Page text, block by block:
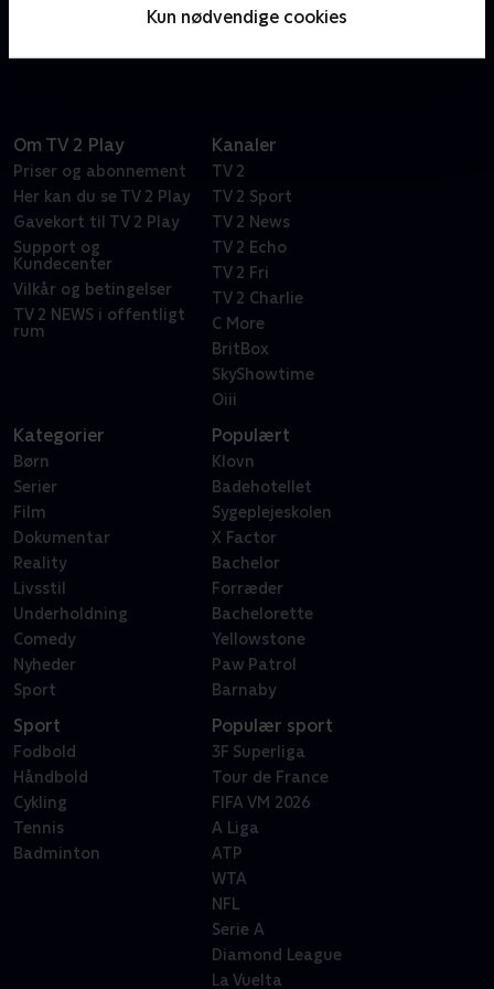
Kun nødvendige cookies
lyserøde søstjerne Patrick, kommer han ud på de
Om TV 2 Play
Priser og abonnement
Her kan du se TV 2 Play
Gavekort til TV 2 Play
Support og
Kundecenter
Vilkår og betingelser
TV 2 NEWS i offentligt
rum
Kanaler
TV 2
TV 2 Sport
TV 2 News
TV 2 Echo
TV 2 Fri
TV 2 Charlie
C More
BritBox
SkyShowtime
Oiii
Kategorier
Børn
Serier
Film
Dokumentar
Reality
Livsstil
Underholdning
Comedy
Nyheder
Sport
Populært
Klovn
Badehotellet
Sygeplejeskolen
X Factor
Bachelor
Forræder
Bachelorette
Yellowstone
Paw Patrol
Barnaby
Sport
Fodbold
Håndbold
Cykling
Tennis
Badminton
Populær sport
3F Superliga
Tour de France
FIFA VM 2026
A Liga
ATP
WTA
NFL
Serie A
Diamond League
La Vuelta